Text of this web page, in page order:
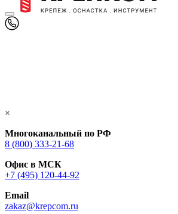
×
Многоканальный по РФ
8 (800) 333‑21-68
Офис в МСК
+7 (495) 120-44-92
Email
zakaz@krepcom.ru